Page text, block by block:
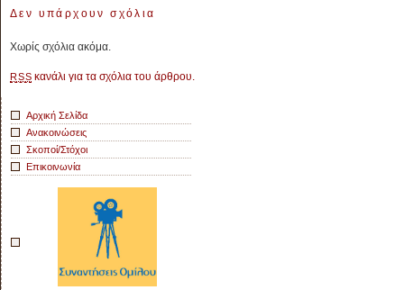
Δεν υπάρχουν σχόλια
Χωρίς σχόλια ακόμα.
RSS κανάλι για τα σχόλια του άρθρου.
Αρχική Σελίδα
Ανακοινώσεις
Σκοποί/Στόχοι
Επικοινωνία